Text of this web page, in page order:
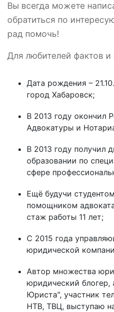
Вы всегда можете
обратиться по
рад помочь!
Для любителей фактов
Дата рождения –
город Хабаровск;
В 2013 году окончил
Адвокатуры и
В 2013 году получил
образовании по
сфере
Ещё будучи
помощником
стаж работы 11 лет;
С 2015 года
юридической
Автор множества
юридический блогер,
Юриста", участник
НТВ, ТВЦ, выступаю